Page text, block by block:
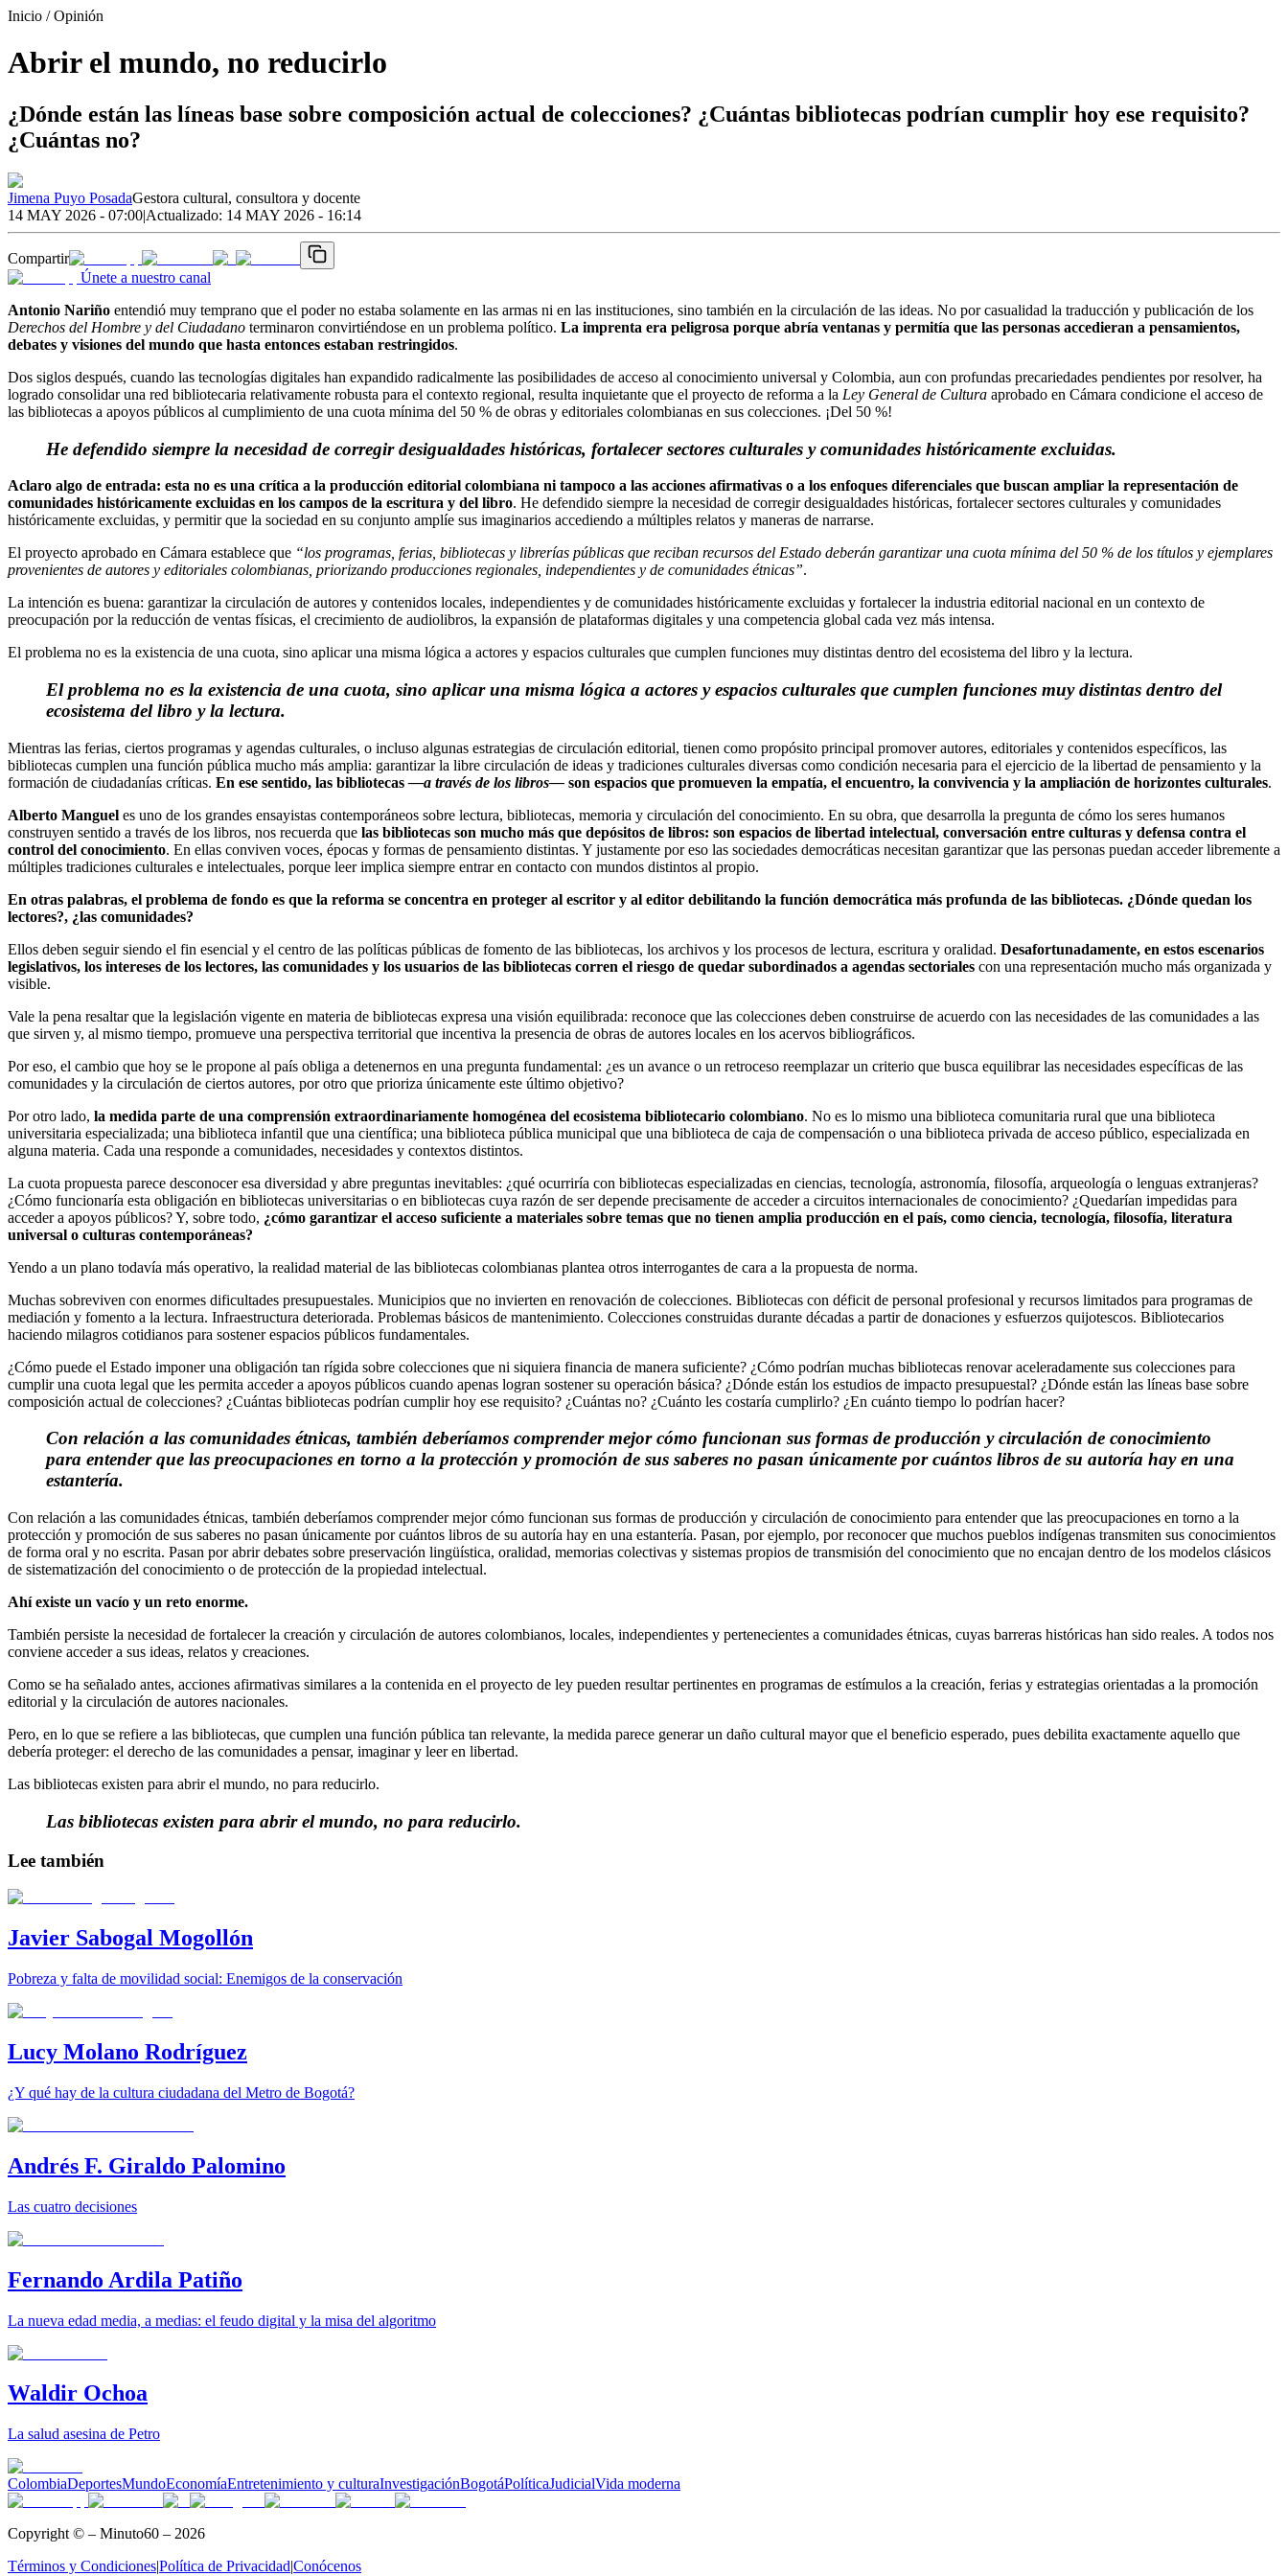
Inicio / Opinión
Abrir el mundo, no reducirlo
¿Dónde están las líneas base sobre composición actual de colecciones? ¿Cuántas bibliotecas podrían cumplir hoy ese requisito?
¿Cuántas no?
Jimena Puyo PosadaGestora cultural, consultora y docente
14 MAY 2026 - 07:00|Actualizado: 14 MAY 2026 - 16:14
Compartir
Únete a nuestro canal
Antonio Nariño entendió muy temprano que el poder no estaba solamente en las armas ni en las instituciones, sino también en la circulación de las ideas. No por casualidad la traducción y publicación de los
Derechos del Hombre y del Ciudadano terminaron convirtiéndose en un problema político. La imprenta era peligrosa porque abría ventanas y permitía que las personas accedieran a pensamientos,
debates y visiones del mundo que hasta entonces estaban restringidos.
Dos siglos después, cuando las tecnologías digitales han expandido radicalmente las posibilidades de acceso al conocimiento universal y Colombia, aun con profundas precariedades pendientes por resolver, ha
logrado consolidar una red bibliotecaria relativamente robusta para el contexto regional, resulta inquietante que el proyecto de reforma a la Ley General de Cultura aprobado en Cámara condicione el acceso de
las bibliotecas a apoyos públicos al cumplimiento de una cuota mínima del 50 % de obras y editoriales colombianas en sus colecciones. ¡Del 50 %!
He defendido siempre la necesidad de corregir desigualdades históricas, fortalecer sectores culturales y comunidades históricamente excluidas.
Aclaro algo de entrada: esta no es una crítica a la producción editorial colombiana ni tampoco a las acciones afirmativas o a los enfoques diferenciales que buscan ampliar la representación de
comunidades históricamente excluidas en los campos de la escritura y del libro. He defendido siempre la necesidad de corregir desigualdades históricas, fortalecer sectores culturales y comunidades
históricamente excluidas, y permitir que la sociedad en su conjunto amplíe sus imaginarios accediendo a múltiples relatos y maneras de narrarse.
El proyecto aprobado en Cámara establece que “los programas, ferias, bibliotecas y librerías públicas que reciban recursos del Estado deberán garantizar una cuota mínima del 50 % de los títulos y ejemplares
provenientes de autores y editoriales colombianas, priorizando producciones regionales, independientes y de comunidades étnicas”.
La intención es buena: garantizar la circulación de autores y contenidos locales, independientes y de comunidades históricamente excluidas y fortalecer la industria editorial nacional en un contexto de
preocupación por la reducción de ventas físicas, el crecimiento de audiolibros, la expansión de plataformas digitales y una competencia global cada vez más intensa.
El problema no es la existencia de una cuota, sino aplicar una misma lógica a actores y espacios culturales que cumplen funciones muy distintas dentro del ecosistema del libro y la lectura.
El problema no es la existencia de una cuota, sino aplicar una misma lógica a actores y espacios culturales que cumplen funciones muy distintas dentro del
ecosistema del libro y la lectura.
Mientras las ferias, ciertos programas y agendas culturales, o incluso algunas estrategias de circulación editorial, tienen como propósito principal promover autores, editoriales y contenidos específicos, las
bibliotecas cumplen una función pública mucho más amplia: garantizar la libre circulación de ideas y tradiciones culturales diversas como condición necesaria para el ejercicio de la libertad de pensamiento y la
formación de ciudadanías críticas. En ese sentido, las bibliotecas—a través de los libros— son espacios que promueven la empatía, el encuentro, la convivencia y la ampliación de horizontes culturales.
Alberto Manguel es uno de los grandes ensayistas contemporáneos sobre lectura, bibliotecas, memoria y circulación del conocimiento. En su obra, que desarrolla la pregunta de cómo los seres humanos
construyen sentido a través de los libros, nos recuerda que las bibliotecas son mucho más que depósitos de libros: son espacios de libertad intelectual, conversación entre culturas y defensa contra el
control del conocimiento. En ellas conviven voces, épocas y formas de pensamiento distintas. Y justamente por eso las sociedades democráticas necesitan garantizar que las personas puedan acceder libremente a
múltiples tradiciones culturales e intelectuales, porque leer implica siempre entrar en contacto con mundos distintos al propio.
En otras palabras, el problema de fondo es que la reforma se concentra en proteger al escritor y al editor debilitando la función democrática más profunda de las bibliotecas. ¿Dónde quedan los
lectores?, ¿las comunidades?
Ellos deben seguir siendo el fin esencial y el centro de las políticas públicas de fomento de las bibliotecas, los archivos y los procesos de lectura, escritura y oralidad. Desafortunadamente, en estos escenarios
legislativos, los intereses de los lectores, las comunidades y los usuarios de las bibliotecas corren el riesgo de quedar subordinados a agendas sectoriales con una representación mucho más organizada y
visible.
Vale la pena resaltar que la legislación vigente en materia de bibliotecas expresa una visión equilibrada: reconoce que las colecciones deben construirse de acuerdo con las necesidades de las comunidades a las
que sirven y, al mismo tiempo, promueve una perspectiva territorial que incentiva la presencia de obras de autores locales en los acervos bibliográficos.
Por eso, el cambio que hoy se le propone al país obliga a detenernos en una pregunta fundamental: ¿es un avance o un retroceso reemplazar un criterio que busca equilibrar las necesidades específicas de las
comunidades y la circulación de ciertos autores, por otro que prioriza únicamente este último objetivo?
Por otro lado, la medida parte de una comprensión extraordinariamente homogénea del ecosistema bibliotecario colombiano. No es lo mismo una biblioteca comunitaria rural que una biblioteca
universitaria especializada; una biblioteca infantil que una científica; una biblioteca pública municipal que una biblioteca de caja de compensación o una biblioteca privada de acceso público, especializada en
alguna materia. Cada una responde a comunidades, necesidades y contextos distintos.
La cuota propuesta parece desconocer esa diversidad y abre preguntas inevitables: ¿qué ocurriría con bibliotecas especializadas en ciencias, tecnología, astronomía, filosofía, arqueología o lenguas extranjeras?
¿Cómo funcionaría esta obligación en bibliotecas universitarias o en bibliotecas cuya razón de ser depende precisamente de acceder a circuitos internacionales de conocimiento? ¿Quedarían impedidas para
acceder a apoyos públicos? Y, sobre todo, ¿cómo garantizar el acceso suficiente a materiales sobre temas que no tienen amplia producción en el país, como ciencia, tecnología, filosofía, literatura
universal o culturas contemporáneas?
Yendo a un plano todavía más operativo, la realidad material de las bibliotecas colombianas plantea otros interrogantes de cara a la propuesta de norma.
Muchas sobreviven con enormes dificultades presupuestales. Municipios que no invierten en renovación de colecciones. Bibliotecas con déficit de personal profesional y recursos limitados para programas de
mediación y fomento a la lectura. Infraestructura deteriorada. Problemas básicos de mantenimiento. Colecciones construidas durante décadas a partir de donaciones y esfuerzos quijotescos. Bibliotecarios
haciendo milagros cotidianos para sostener espacios públicos fundamentales.
¿Cómo puede el Estado imponer una obligación tan rígida sobre colecciones que ni siquiera financia de manera suficiente? ¿Cómo podrían muchas bibliotecas renovar aceleradamente sus colecciones para
cumplir una cuota legal que les permita acceder a apoyos públicos cuando apenas logran sostener su operación básica? ¿Dónde están los estudios de impacto presupuestal? ¿Dónde están las líneas base sobre
composición actual de colecciones? ¿Cuántas bibliotecas podrían cumplir hoy ese requisito? ¿Cuántas no? ¿Cuánto les costaría cumplirlo? ¿En cuánto tiempo lo podrían hacer?
Con relación a las comunidades étnicas, también deberíamos comprender mejor cómo funcionan sus formas de producción y circulación de conocimiento
para entender que las preocupaciones en torno a la protección y promoción de sus saberes no pasan únicamente por cuántos libros de su autoría hay en una
estantería.
Con relación a las comunidades étnicas, también deberíamos comprender mejor cómo funcionan sus formas de producción y circulación de conocimiento para entender que las preocupaciones en torno a la
protección y promoción de sus saberes no pasan únicamente por cuántos libros de su autoría hay en una estantería. Pasan, por ejemplo, por reconocer que muchos pueblos indígenas transmiten sus conocimientos
de forma oral y no escrita. Pasan por abrir debates sobre preservación lingüística, oralidad, memorias colectivas y sistemas propios de transmisión del conocimiento que no encajan dentro de los modelos clásicos
de sistematización del conocimiento o de protección de la propiedad intelectual.
Ahí existe un vacío y un reto enorme.
También persiste la necesidad de fortalecer la creación y circulación de autores colombianos, locales, independientes y pertenecientes a comunidades étnicas, cuyas barreras históricas han sido reales. A todos nos
conviene acceder a sus ideas, relatos y creaciones.
Como se ha señalado antes, acciones afirmativas similares a la contenida en el proyecto de ley pueden resultar pertinentes en programas de estímulos a la creación, ferias y estrategias orientadas a la promoción
editorial y la circulación de autores nacionales.
Pero, en lo que se refiere a las bibliotecas, que cumplen una función pública tan relevante, la medida parece generar un daño cultural mayor que el beneficio esperado, pues debilita exactamente aquello que
debería proteger: el derecho de las comunidades a pensar, imaginar y leer en libertad.
Las bibliotecas existen para abrir el mundo, no para reducirlo.
Las bibliotecas existen para abrir el mundo, no para reducirlo.
Lee también
Javier Sabogal Mogollón
Pobreza y falta de movilidad social: Enemigos de la conservación
Lucy Molano Rodríguez
¿Y qué hay de la cultura ciudadana del Metro de Bogotá?
Andrés F. Giraldo Palomino
Las cuatro decisiones
Fernando Ardila Patiño
La nueva edad media, a medias: el feudo digital y la misa del algoritmo
Waldir Ochoa
La salud asesina de Petro
ColombiaDeportesMundoEconomíaEntretenimiento y culturaInvestigaciónBogotáPolíticaJudicialVida moderna
Copyright © – Minuto60 – 2026
Términos y Condiciones|Política de Privacidad|Conócenos